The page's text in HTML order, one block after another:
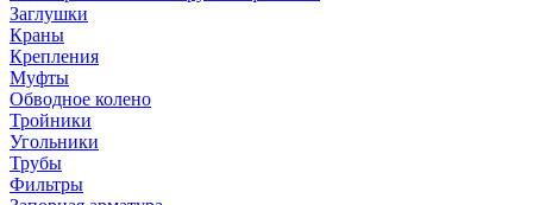
Заглушки
Краны
Крепления
Муфты
Обводное колено
Тройники
Угольники
Трубы
Фильтры